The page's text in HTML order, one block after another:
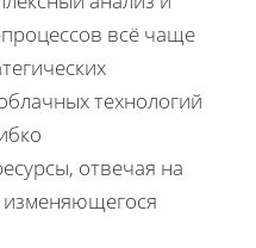
всё чаще
технологий
отвечая на